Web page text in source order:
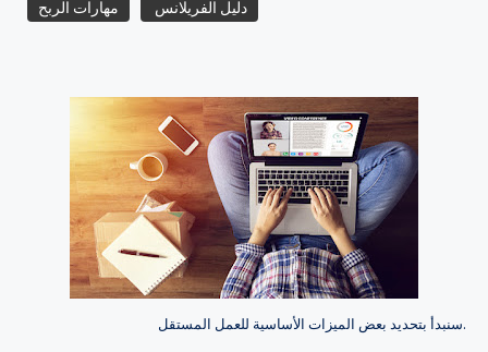
دليل الفريلانس مهارات الربح
سنبدأ بتحديد بعض الميزات الأساسية للعمل المستقل.